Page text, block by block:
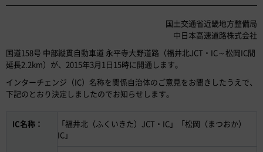
国土交通省近畿地方整備局
中日本高速道路株式会社
国道158号 中部縦貫自動車道 永平寺大野道路（福井北JCT・IC～松岡IC間
延長2.2km）が、2015年3月1日15時に開通します。
インターチェンジ（IC）名称を関係自治体のご意見をお聞きしたうえで、
下記のとおり決定しましたのでお知らせします。
IC名称：
「福井北（ふくいきた）JCT・IC」「松岡（まつおか）
IC」